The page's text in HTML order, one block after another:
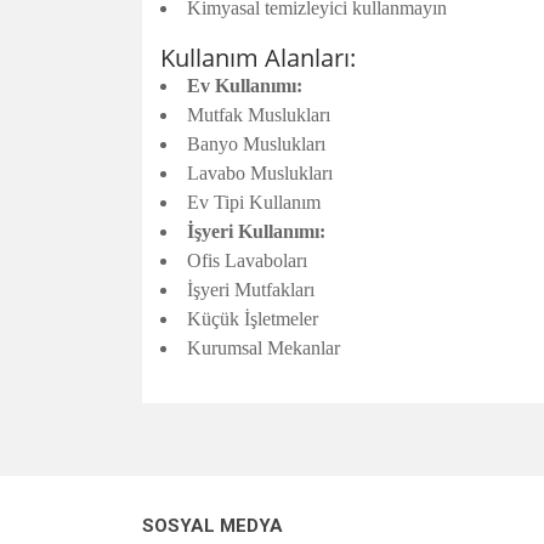
Kimyasal temizleyici kullanmayın
Kullanım Alanları:
Ev Kullanımı:
Mutfak Muslukları
Banyo Muslukları
Lavabo Muslukları
Ev Tipi Kullanım
İşyeri Kullanımı:
Ofis Lavaboları
İşyeri Mutfakları
Küçük İşletmeler
Kurumsal Mekanlar
Ürün açıklamasında eksik bilgiler bulunuyor.
SOSYAL MEDYA